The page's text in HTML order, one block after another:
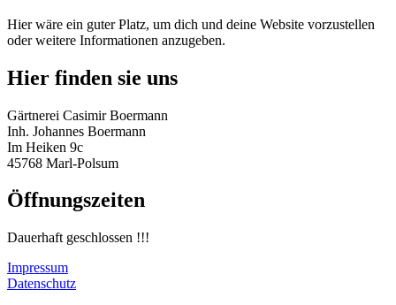
Hier wäre ein guter Platz, um dich und deine Website vorzustellen
oder weitere Informationen anzugeben.
Hier finden sie uns
Gärtnerei Casimir Boermann
Inh. Johannes Boermann
Im Heiken 9c
45768 Marl-Polsum
Öffnungszeiten
Dauerhaft geschlossen !!!
Impressum
Datenschutz